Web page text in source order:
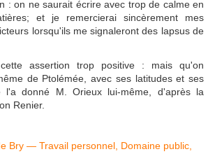
: on ne saurait écrire avec trop de calme en
et je remercierai sincèrement mes
lorsqu'ils me signaleront des lapsus de
assertion trop positive : mais qu'on
de Ptolémée, avec ses latitudes et ses
l'a donné M. Orieux lui-même, d'après la
Renier.